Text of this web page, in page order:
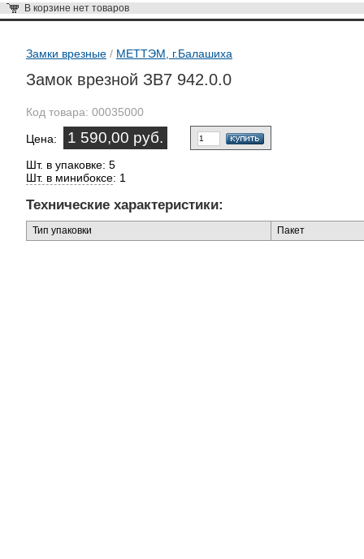
В корзине нет товаров
Замки врезные / МЕТТЭМ, г.Балашиха
Замок врезной ЗВ7 942.0.0
Код товара: 00035000
Цена: 1 590,00 руб.
Шт. в упаковке: 5
Шт. в минибоксе: 1
Технические характеристики:
Тип упаковки Пакет